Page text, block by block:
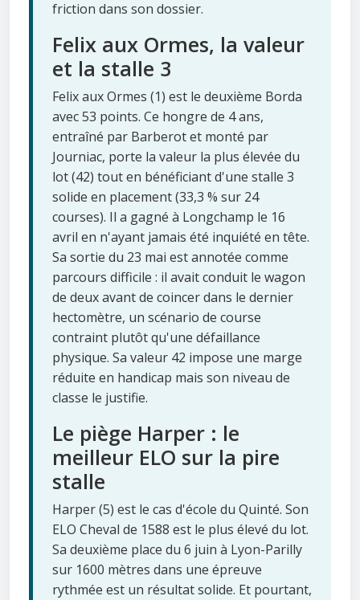
friction dans son dossier.
Felix aux Ormes, la valeur
et la stalle 3
Felix aux Ormes (1) est le deuxième Borda
avec 53 points. Ce hongre de 4 ans,
entraîné par Barberot et monté par
Journiac, porte la valeur la plus élevée du
lot (42) tout en bénéficiant d'une stalle 3
solide en placement (33,3 % sur 24
courses). Il a gagné à Longchamp le 16
avril en n'ayant jamais été inquiété en tête.
Sa sortie du 23 mai est annotée comme
parcours difficile : il avait conduit le wagon
de deux avant de coincer dans le dernier
hectomètre, un scénario de course
contraint plutôt qu'une défaillance
physique. Sa valeur 42 impose une marge
réduite en handicap mais son niveau de
classe le justifie.
Le piège Harper : le
meilleur ELO sur la pire
stalle
Harper (5) est le cas d'école du Quinté. Son
ELO Cheval de 1588 est le plus élevé du lot.
Sa deuxième place du 6 juin à Lyon-Parilly
sur 1600 mètres dans une épreuve
rythmée est un résultat solide. Et pourtant,